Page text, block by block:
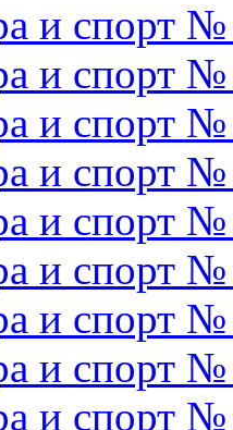
и спорт
и спорт
и спорт
и спорт
и спорт
и спорт
и спорт
и спорт
и спорт